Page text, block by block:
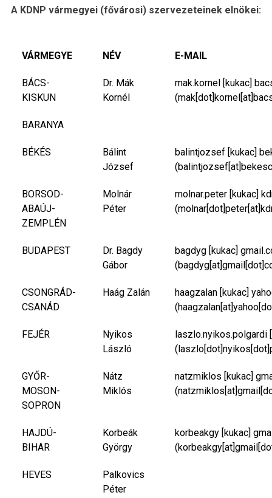
A KDNP vármegyei (fővárosi) szervezeteinek elnökei:
VÁRMEGYE NÉV E-MAIL
BÁCS-
KISKUN
Dr. Mák
Kornél
mak.kornel [kukac]
BARANYA
BÉKÉS
Bálint
József
balintjozsef [kukac]
BORSOD-
ABAÚJ-
ZEMPLÉN
Molnár
Péter
molnar.peter [kukac]
BUDAPEST
Dr. Bagdy
Gábor
bagdyg [kukac]
CSONGRÁD-
CSANÁD
Haág Zalán haagzalan [kukac]
FEJÉR
Nyikos
László
laszlo.nyikos.polgardi
GYŐR-
MOSON-
SOPRON
Nátz
Miklós
natzmiklos [kukac]
HAJDÚ-
BIHAR
Korbeák
György
korbeakgy [kukac]
HEVES
Palkovics
Péter